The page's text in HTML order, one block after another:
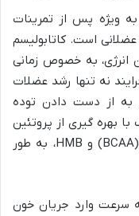
به ویژه پس از تمرینات
است. کاتابولیسم
انرژی، به خصوص زمانی
نه تنها رشد عضلات
به از دست دادن توده
بهره گیری از پروتئین
های زودجذب، آمینواسیدهای شاخه دار (BCAA) و HMB، به طور
سرعت وارد جریان خون